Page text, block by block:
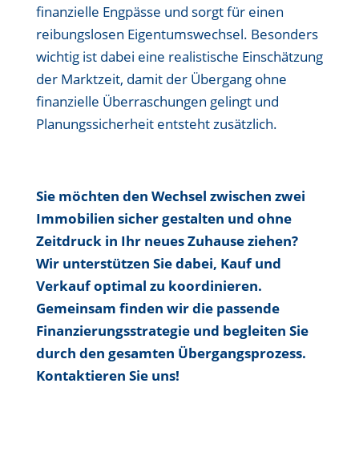
finanzielle Engpässe und sorgt für einen
reibungslosen Eigentumswechsel. Besonders
wichtig ist dabei eine realistische Einschätzung
der Marktzeit, damit der Übergang ohne
finanzielle Überraschungen gelingt und
Planungssicherheit entsteht zusätzlich.
Sie möchten den Wechsel zwischen zwei
Immobilien sicher gestalten und ohne
Zeitdruck in Ihr neues Zuhause ziehen?
Wir unterstützen Sie dabei, Kauf und
Verkauf optimal zu koordinieren.
Gemeinsam finden wir die passende
Finanzierungsstrategie und begleiten Sie
durch den gesamten Übergangsprozess.
Kontaktieren Sie uns!